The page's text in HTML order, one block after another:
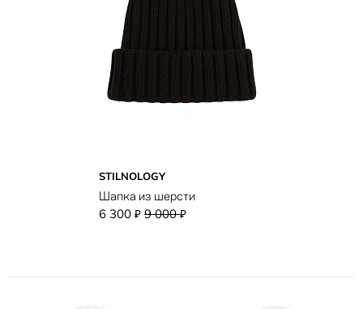
STILNOLOGY
Шапка из шерсти
6 300 ₽ 9 000₽